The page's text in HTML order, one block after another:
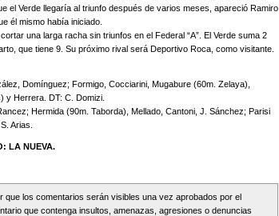
el Verde llegaría al triunfo después de varios meses, apareció Ramiro
él mismo había iniciado.
una larga racha sin triunfos en el Federal “A”. El Verde suma 2
que tiene 9. Su próximo rival será Deportivo Roca, como visitante.
Domínguez; Formigo, Cocciarini, Mugabure (60m. Zelaya),
y Herrera. DT: C. Domizi.
Hermida (90m. Taborda), Mellado, Cantoni, J. Sánchez; Parisi
Arias.
LA NUEVA.
que los comentarios serán visibles una vez aprobados por el
que contenga insultos, amenazas, agresiones o denuncias